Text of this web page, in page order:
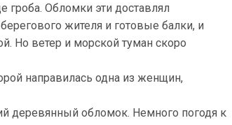
гроба. Обломки эти доставлял
жителя и готовые балки, и
Но ветер и морской туман скоро
направилась одна из женщин,
деревянный обломок. Немного погодя к